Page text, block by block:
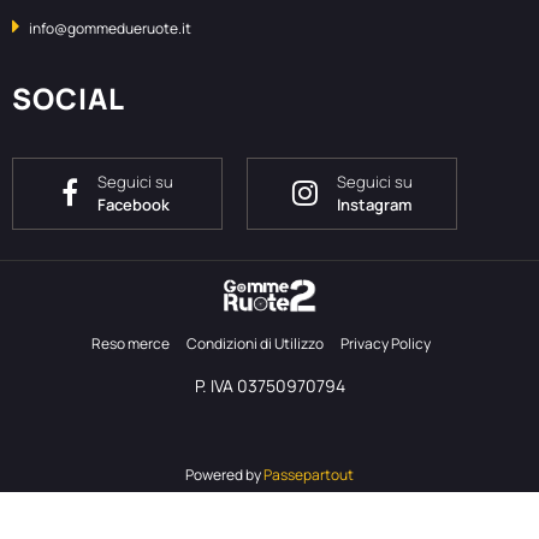
info@gommedueruote.it
SOCIAL
Seguici su
Facebook
Seguici su
Instagram
Reso merce Condizioni di Utilizzo Privacy Policy
P. IVA 03750970794
Powered byPassepartout